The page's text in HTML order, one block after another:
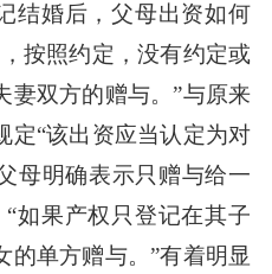
结婚后，父母出资如何
按照约定，没有约定或
妻双方的赠与。”与原来
定“该出资应当认定为对
母明确表示只赠与给一
如果产权只登记在其子
的单方赠与。”有着明显